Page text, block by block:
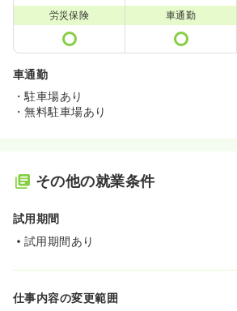
労災保険 車通勤
車通勤
・駐車場あり
・無料駐車場あり
その他の就業条件
試用期間
試用期間あり
仕事内容の変更範囲